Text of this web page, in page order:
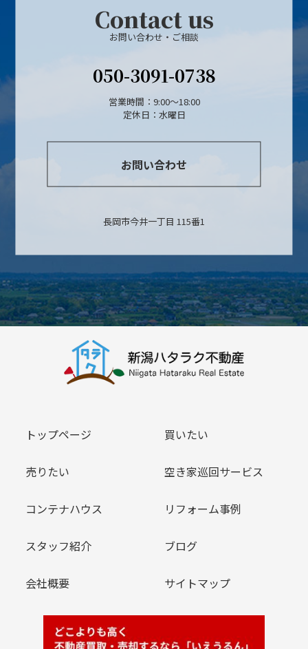
Contact us
お問い合わせ・ご相談
050-3091-0738
営業時間：9:00～18:00
定休日：水曜日
お問い合わせ
長岡市今井一丁目 115番1
トップページ 買いたい
売りたい 空き家巡回サービス
コンテナハウス リフォーム事例
スタッフ紹介 ブログ
会社概要 サイトマップ